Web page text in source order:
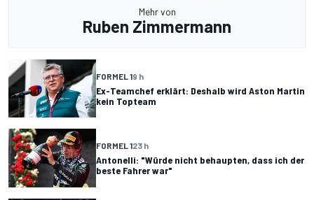
Mehr von
Ruben Zimmermann
FORMEL 19 h
Ex-Teamchef erklärt: Deshalb wird Aston Martin
kein Topteam
FORMEL 123 h
Antonelli: "Würde nicht behaupten, dass ich der
beste Fahrer war"